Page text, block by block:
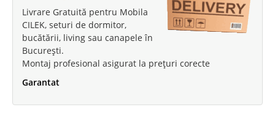
Livrare Gratuită pentru Mobila
CILEK, seturi de dormitor,
bucătării, living sau canapele în
București.
Montaj profesional asigurat la prețuri corecte
Garantat